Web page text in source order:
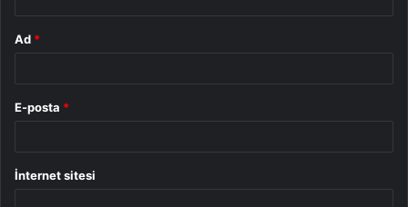
Ad *
E-posta *
İnternet sitesi